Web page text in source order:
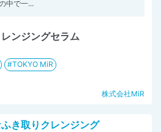
中で一...
ンジングセラム
TOKYO MiR
株式会社MiR
き取りクレンジング